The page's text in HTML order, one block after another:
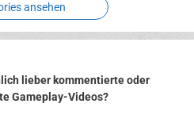
ansehen
lieber kommentierte oder
Gameplay-Videos?